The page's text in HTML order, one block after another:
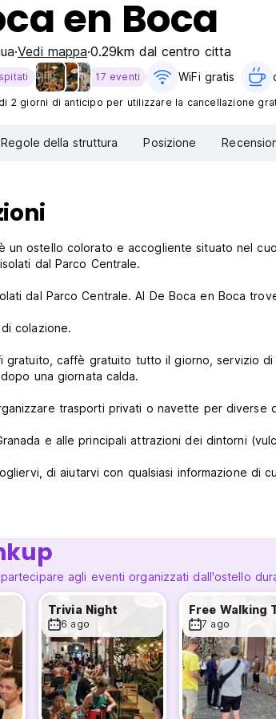
en Boca
Vedi mappa 0.29km dal centro citta
17 eventi WiFi gratis
2 giorni di anticipo per utilizzare la cancellazione
Regole della struttura Posizione
un ostello colorato e accogliente situato nel
dal Parco Centrale.
dal Parco Centrale. Al De Boca en Boca
colazione.
gratuito, caffè gratuito tutto il giorno, servizio
una giornata calda.
trasporti privati o navette per diverse
e alle principali attrazioni dei dintorni
di aiutarvi con qualsiasi informazione di
trova nel centro di Granada, a soli due isolati
La Merced, la migliore vista della città
raggiungere a piedi il mercato locale per
dove potrete ascoltare alcune band
Avete voglia di fare un giro in kayak tra le
tra le montagne di Granada.
fare zip lining nella giungla, di imparare a fare
agli eventi organizzati dall'ostello
Trivia Night
6 ago 7 ago